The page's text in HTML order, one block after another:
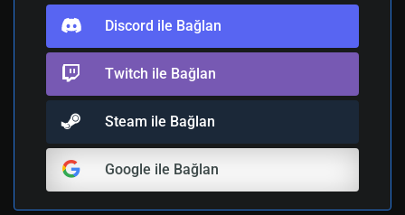
Discord ile Bağlan
Twitch ile Bağlan
Steam ile Bağlan
Google ile Bağlan